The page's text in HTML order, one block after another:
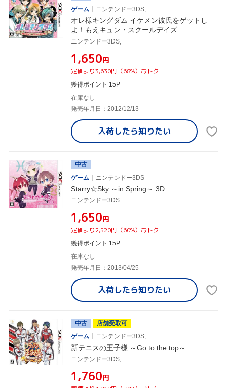
ゲーム
ニンテンドー3DS,
オレ様キングダム イケメン彼氏をゲットし
よ！もえキュン・スクールデイズ
ニンテンドー3DS,
¥1,650円
定価より3,630円（68%）おトク
獲得ポイント 15P
在庫なし
発売年月日：2012/12/13
入荷したら知りたい
中古
ゲーム
ニンテンドー3DS
Starry☆Sky ～in Spring～ 3D
ニンテンドー3DS
¥1,650円
定価より2,520円（60%）おトク
獲得ポイント 15P
在庫なし
発売年月日：2013/04/25
入荷したら知りたい
中古
店舗受取可
ゲーム
ニンテンドー3DS,
新テニスの王子様 ～Go to the top～
ニンテンドー3DS,
¥1,760円